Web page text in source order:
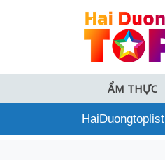
ẨM THỰC
HaiDuongtoplist